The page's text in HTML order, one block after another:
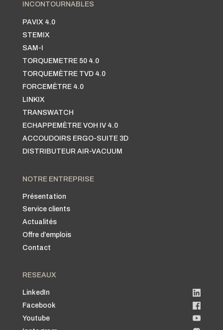
INCONTOURNABLES
PAVIX 4.0
STEMIX
SAM-I
TORQUEMETRE 50 4.0
TORQUEMÈTRE TVD 4.0
FORCEMÈTRE 4.0
LINKIX
TRANSWATCH
ECHAPPEMÈTRE VOH IV 4.0
ACCOUDOIRS ERGO-SUITE 3D
DISTRIBUTEUR AIR-VACUUM
NOTRE ENTREPRISE
Présentation
Service clients
Actualités
Offre d’emplois
Contact
RESEAUX
LinkedIn
Facebook
Youtube